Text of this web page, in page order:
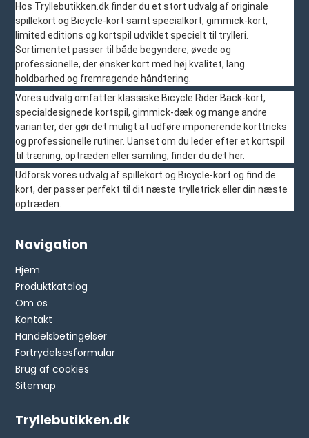
Hos Tryllebutikken.dk finder du et stort udvalg af originale
spillekort og Bicycle-kort samt specialkort, gimmick-kort,
limited editions og kortspil udviklet specielt til trylleri.
Sortimentet passer til både begyndere, øvede og
professionelle, der ønsker kort med høj kvalitet, lang
holdbarhed og fremragende håndtering.
Vores udvalg omfatter klassiske Bicycle Rider Back-kort,
specialdesignede kortspil, gimmick-dæk og mange andre
varianter, der gør det muligt at udføre imponerende korttricks
og professionelle rutiner. Uanset om du leder efter et kortspil
til træning, optræden eller samling, finder du det her.
Udforsk vores udvalg af spillekort og Bicycle-kort og find de
kort, der passer perfekt til dit næste trylletrick eller din næste
optræden.
Navigation
Hjem
Produktkatalog
Om os
Kontakt
Handelsbetingelser
Fortrydelsesformular
Brug af cookies
Sitemap
Tryllebutikken.dk